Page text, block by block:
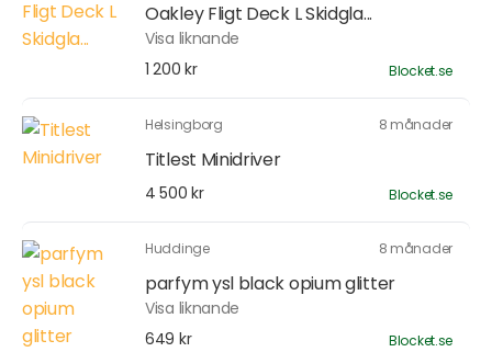
Oakley Fligt Deck L Skidgla...
Visa liknande
1 200 kr
Blocket.se
Helsingborg 8 månader
Titlest Minidriver
4 500 kr Blocket.se
Huddinge 8 månader
parfym ysl black opium glitter
Visa liknande
649 kr
Blocket.se